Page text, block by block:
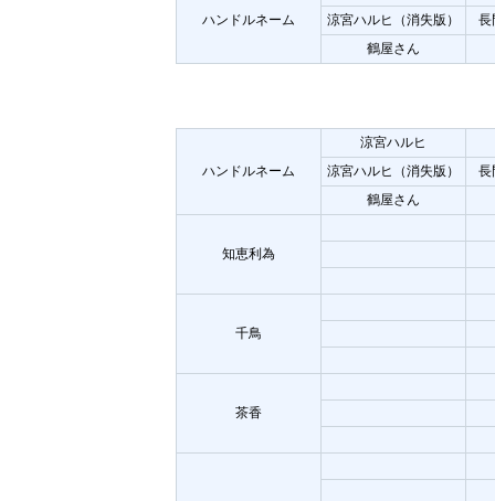
ハンドルネーム
涼宮ハルヒ（消失版）
長
鶴屋さん
ハンドルネーム
涼宮ハルヒ
涼宮ハルヒ（消失版）
長
鶴屋さん
知恵利為
千鳥
茶香